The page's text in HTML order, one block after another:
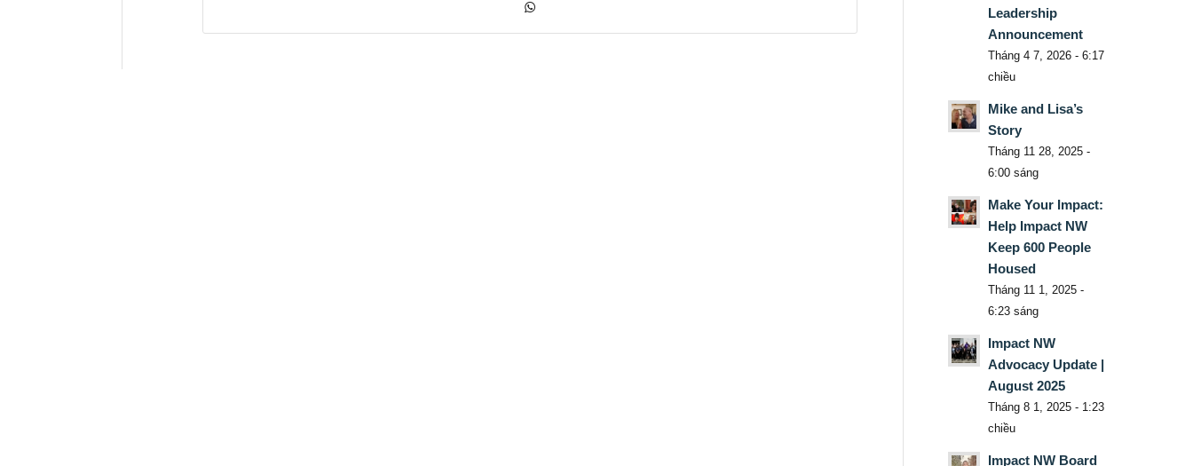
Leadership
Announcement
Tháng 4 7, 2026 - 6:17
chiều
Mike and Lisa’s
Story
Tháng 11 28, 2025 -
6:00 sáng
Make Your Impact:
Help Impact NW
Keep 600 People
Housed
Tháng 11 1, 2025 -
6:23 sáng
Impact NW
Advocacy Update |
August 2025
Tháng 8 1, 2025 - 1:23
chiều
Impact NW Board